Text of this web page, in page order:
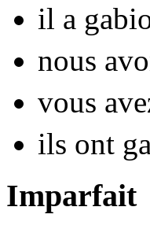
il a
nous
vous
ils ont
Imparfait